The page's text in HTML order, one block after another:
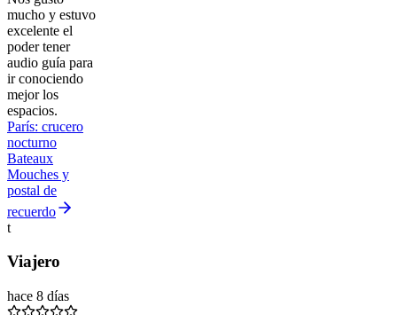
mucho y estuvo
excelente el
poder tener
audio guía para
ir conociendo
mejor los
espacios.
París: crucero
nocturno
Bateaux
Mouches y
postal de
recuerdo
t
Viajero
hace 8 días